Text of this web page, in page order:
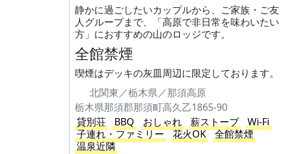
静かに過ごしたいカップルから、ご家族・ご友
人グループまで、「高原で非日常を味わいたい
方」におすすめの山のロッジです。
全館禁煙
喫煙はデッキの灰皿周辺に限定しております。
北関東／栃木県／那須高原
栃木県那須郡那須町高久乙1865-90
貸別荘
BBQ おしゃれ 薪ストーブ
Wi-Fi
子連れ・ファミリー
花火OK
全館禁煙
温泉近隣